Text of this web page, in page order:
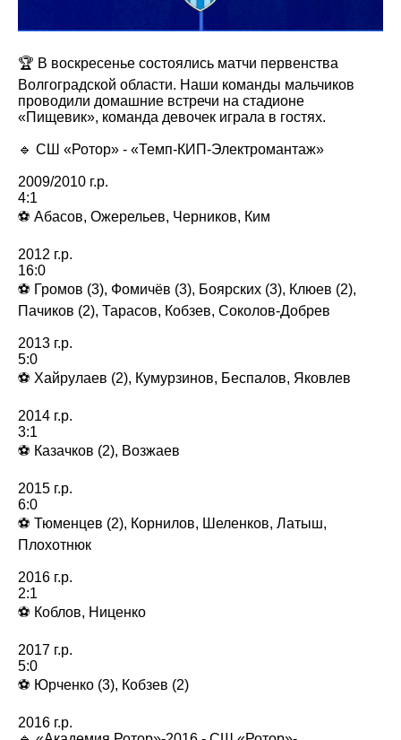
🏆 В воскресенье состоялись матчи первенства
Волгоградской области. Наши команды мальчиков
проводили домашние встречи на стадионе
«Пищевик», команда девочек играла в гостях.
🔹 СШ «Ротор» - «Темп-КИП-Электромантаж»
2009/2010 г.р.
4:1
⚽️ Абасов, Ожерельев, Черников, Ким
2012 г.р.
16:0
⚽️ Громов (3), Фомичёв (3), Боярских (3), Клюев (2),
Пачиков (2), Тарасов, Кобзев, Соколов-Добрев
2013 г.р.
5:0
⚽️ Хайрулаев (2), Кумурзинов, Беспалов, Яковлев
2014 г.р.
3:1
⚽️ Казачков (2), Возжаев
2015 г.р.
6:0
⚽️ Тюменцев (2), Корнилов, Шеленков, Латыш,
Плохотнюк
2016 г.р.
2:1
⚽️ Коблов, Ниценко
2017 г.р.
5:0
⚽️ Юрченко (3), Кобзев (2)
2016 г.р.